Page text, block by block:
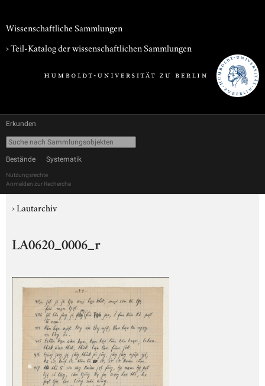
Wissenschaftliche Sammlungen
› Teil-Katalog der wissenschaftlichen Sammlungen
Erkunden
Bestände Systematik
Nutzungsrechte
Anmelden zur Recherche
›Lautarchiv
LA0620_0006_r